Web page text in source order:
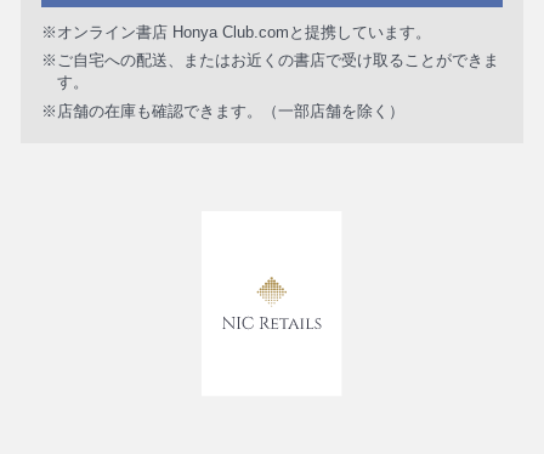
※オンライン書店 Honya Club.comと提携しています。
※ご自宅への配送、またはお近くの書店で受け取ることができま
す。
※店舗の在庫も確認できます。（一部店舗を除く）